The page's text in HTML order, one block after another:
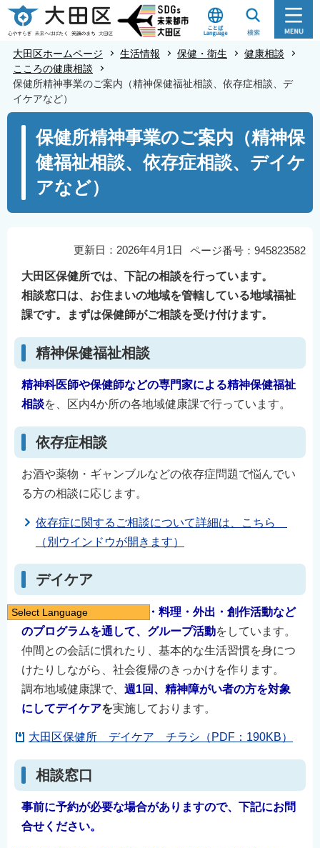
こ
の
大田区ホームページ 生活情報 保健・衛生
健康相談
こころの健康相談
保健所精神事業のご案内（精神保健福祉相談、依存症相談、デ
イケアなど）
保健所精神事業のご案内（精神保
健福祉相談、依存症相談、デイケ
アなど）
ページ番号：945823582
更新日：2026年4月1日
大田区保健所では、下記の相談を行っています。
相談窓口は、お住まいの地域を管轄している地域福祉
課です。まずは保健師がご相談を受け付けます。
精神保健福祉相談
精神科医師や保健師などの専門家による精神保健福祉
相談を、区内4か所の各地域健康課で行っています。
依存症相談
お酒や薬物・ギャンブルなどの依存症問題で悩んでい
る方の相談に応じます。
依存症に関するご相談について詳細は、こちら
（別ウインドウが開きます）
デイケア
デイケアでは、スポーツ・料理・外出・創作活動など
のプログラムを通して、グループ活動をしています。
仲間との会話に慣れたり、基本的な生活習慣を身につ
けたりしながら、社会復帰のきっかけを作ります。
調布地域健康課で、 週1回、精神障がい者の方を対象
にしてデイケアを実施しております。
大田区保健所 デイケア チラシ（PDF：190KB）
相談窓口
事前に予約が必要な場合がありますので、下記にお問
合せください。
Select Language
日本語
English
简体中文
繁體中文
नेपाली
Filipino